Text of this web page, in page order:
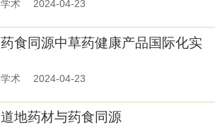
学术 2024-04-23
药食同源中草药健康产品国际化实
学术 2024-04-23
道地药材与药食同源